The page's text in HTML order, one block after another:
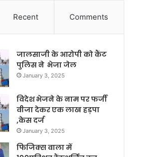
Recent Comments
जालसाजी के आरोपी को कैंट
पुलिस ने भेजा जेल
January 3, 2025
विदेश भेजने के नाम पर फर्जी
वीजा देकर एक लाख हड़पा
,केस दर्ज
January 3, 2025
फिजिक्स वाला में